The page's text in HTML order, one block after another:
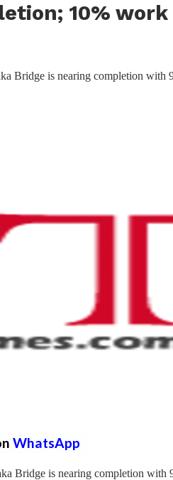
10% work
Bridge is nearing completion with
WhatsApp
Bridge is nearing completion with